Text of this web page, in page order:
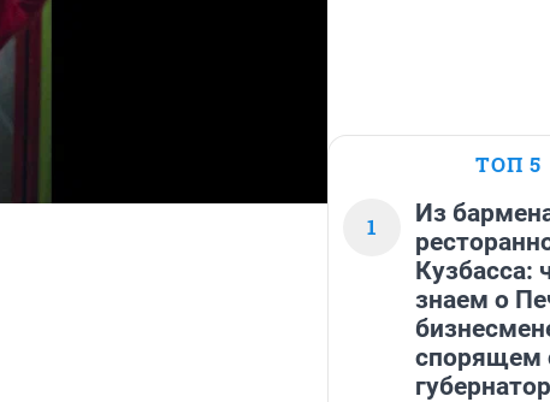
ТОП 5
1
Из
Кузбасса:
знаем о
спорящем